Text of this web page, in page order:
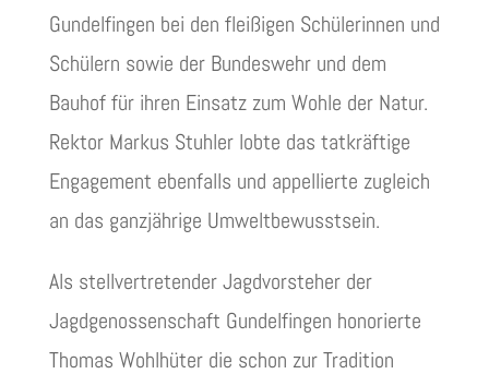
Gundelfingen bei den fleißigen Schülerinnen und
Schülern sowie der Bundeswehr und dem
Bauhof für ihren Einsatz zum Wohle der Natur.
Rektor Markus Stuhler lobte das tatkräftige
Engagement ebenfalls und appellierte zugleich
an das ganzjährige Umweltbewusstsein.
Als stellvertretender Jagdvorsteher der
Jagdgenossenschaft Gundelfingen honorierte
Thomas Wohlhüter die schon zur Tradition